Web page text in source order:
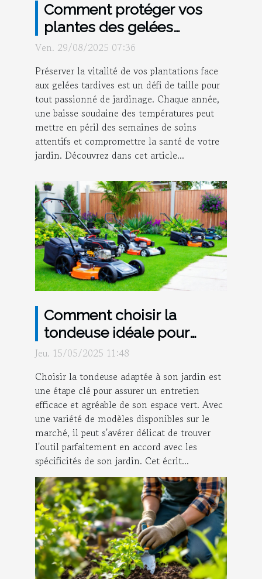
Comment protéger vos
plantes des gelées
tardives ?
Ven. 29/08/2025 07:36
Préserver la vitalité de vos plantations face
aux gelées tardives est un défi de taille pour
tout passionné de jardinage. Chaque année,
une baisse soudaine des températures peut
mettre en péril des semaines de soins
attentifs et compromettre la santé de votre
jardin. Découvrez dans cet article...
Comment choisir la
tondeuse idéale pour
différents types de jardins
Jeu. 15/05/2025 11:48
Choisir la tondeuse adaptée à son jardin est
une étape clé pour assurer un entretien
efficace et agréable de son espace vert. Avec
une variété de modèles disponibles sur le
marché, il peut s'avérer délicat de trouver
l'outil parfaitement en accord avec les
spécificités de son jardin. Cet écrit...